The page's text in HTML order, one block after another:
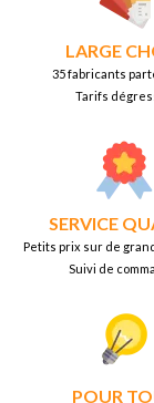
LARGE
35 fabricants
Tarifs
SERVICE
Petits prix sur de
Suivi de
POUR